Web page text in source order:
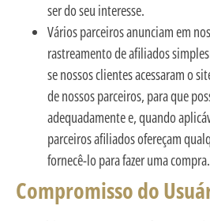
ser do seu interesse.
Vários parceiros anunciam em
rastreamento de afiliados
se nossos clientes acessaram o
de nossos parceiros, para que
adequadamente e, quando
parceiros afiliados ofereçam
fornecê-lo para fazer uma compra.
Compromisso do